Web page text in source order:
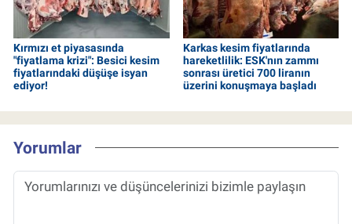
Kırmızı et piyasasında
"fiyatlama krizi": Besici kesim
fiyatlarındaki düşüşe isyan
ediyor!
Karkas kesim fiyatlarında
hareketlilik: ESK'nın zammı
sonrası üretici 700 liranın
üzerini konuşmaya başladı
Yorumlar